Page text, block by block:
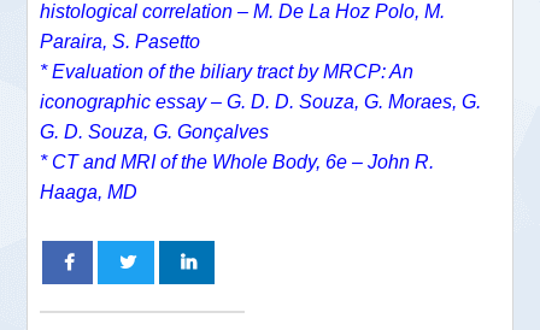
histological correlation – M. De La Hoz Polo, M.
Paraira, S. Pasetto
* Evaluation of the biliary tract by MRCP: An
iconographic essay – G. D. D. Souza, G. Moraes, G.
G. D. Souza, G. Gonçalves
* CT and MRI of the Whole Body, 6e – John R.
Haaga, MD